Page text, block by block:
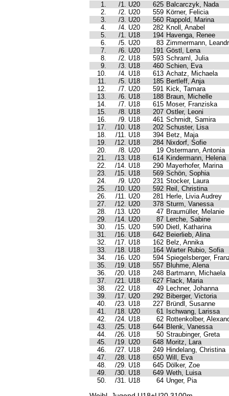
1. /1. U20 625 Balcarczyk, Nada
2.
/2. U20 559 Körner, Felicia
3.
/3. U20 560 Rappold, Marina
4.
/4. U20 282 Knoll, Anabel
5.
/1. U18 194 Havenga, Renee
6.
/5. U20 83 Zimmermann,
7.
/6. U20 191 Göstl, Lena
8.
/2. U18 593 Schraml, Julia
9.
/3. U18 460 Schien, Eva
10.
/4. U18 613 Achatz, Michaela
11.
/5. U18 185 Bertleff, Anja
12.
/7. U20 591 Kick, Tamara
13.
/6. U18 188 Braun, Michelle
14.
/7. U18 615 Moser, Franziska
15.
/8. U18 207 Ostler, Leoni
16.
/9. U18 461 Schmidt, Samira
17.
/10. U18 202 Schuster, Lisa
18.
/11. U18 394 Betz, Maja
19.
/12. U18 284 Nixdorf, Sofie
20.
/8. U20 19 Ostermann, Antonia
21.
/13. U18 614 Kindermann, Helena
22.
/14. U18 290 Mayerhofer, Marina
23.
/15. U18 569 Schön, Sophia
24.
/9. U20 231 Stocker, Laura
25.
/10. U20 592 Reil, Christina
26.
/11. U20 281 Herle, Livia Audrey
27.
/12. U20 378 Sturm, Vanessa
28.
/13. U20 47 Braumüller, Melanie
29.
/14. U20 87 Lerche, Sabine
30.
/15. U20 590 Dietl, Katharina
31.
/16. U18 642 Beierlieb, Alina
32.
/17. U18 162 Belz, Annika
33.
/18. U18 164 Warter Rubio, Sofia
34.
/16. U20 594 Spiegelsberger,
35.
/19. U18 557 Bluhme, Alena
36.
/20. U18 248 Bartmann, Michaela
37.
/21. U18 627 Flack, Maria
38.
/22. U18 49 Lechner, Johanna
39.
/17. U20 292 Biberger, Victoria
40.
/23. U18 227 Bründl, Susanne
41.
/18. U20 61 Ischwang, Larissa
42.
/24. U18 62 Rottenkolber,
43.
/25. U18 644 Blenk, Vanessa
44.
/26. U18 50 Straubinger, Greta
45.
/19. U20 648 Moritz, Lara
46.
/27. U18 249 Hindelang, Christina
47.
/28. U18 650 Will, Eva
48.
/29. U18 645 Dölker, Zoe
49.
/30. U18 649 Weth, Luisa
50.
/31. U18 64 Unger, Pia